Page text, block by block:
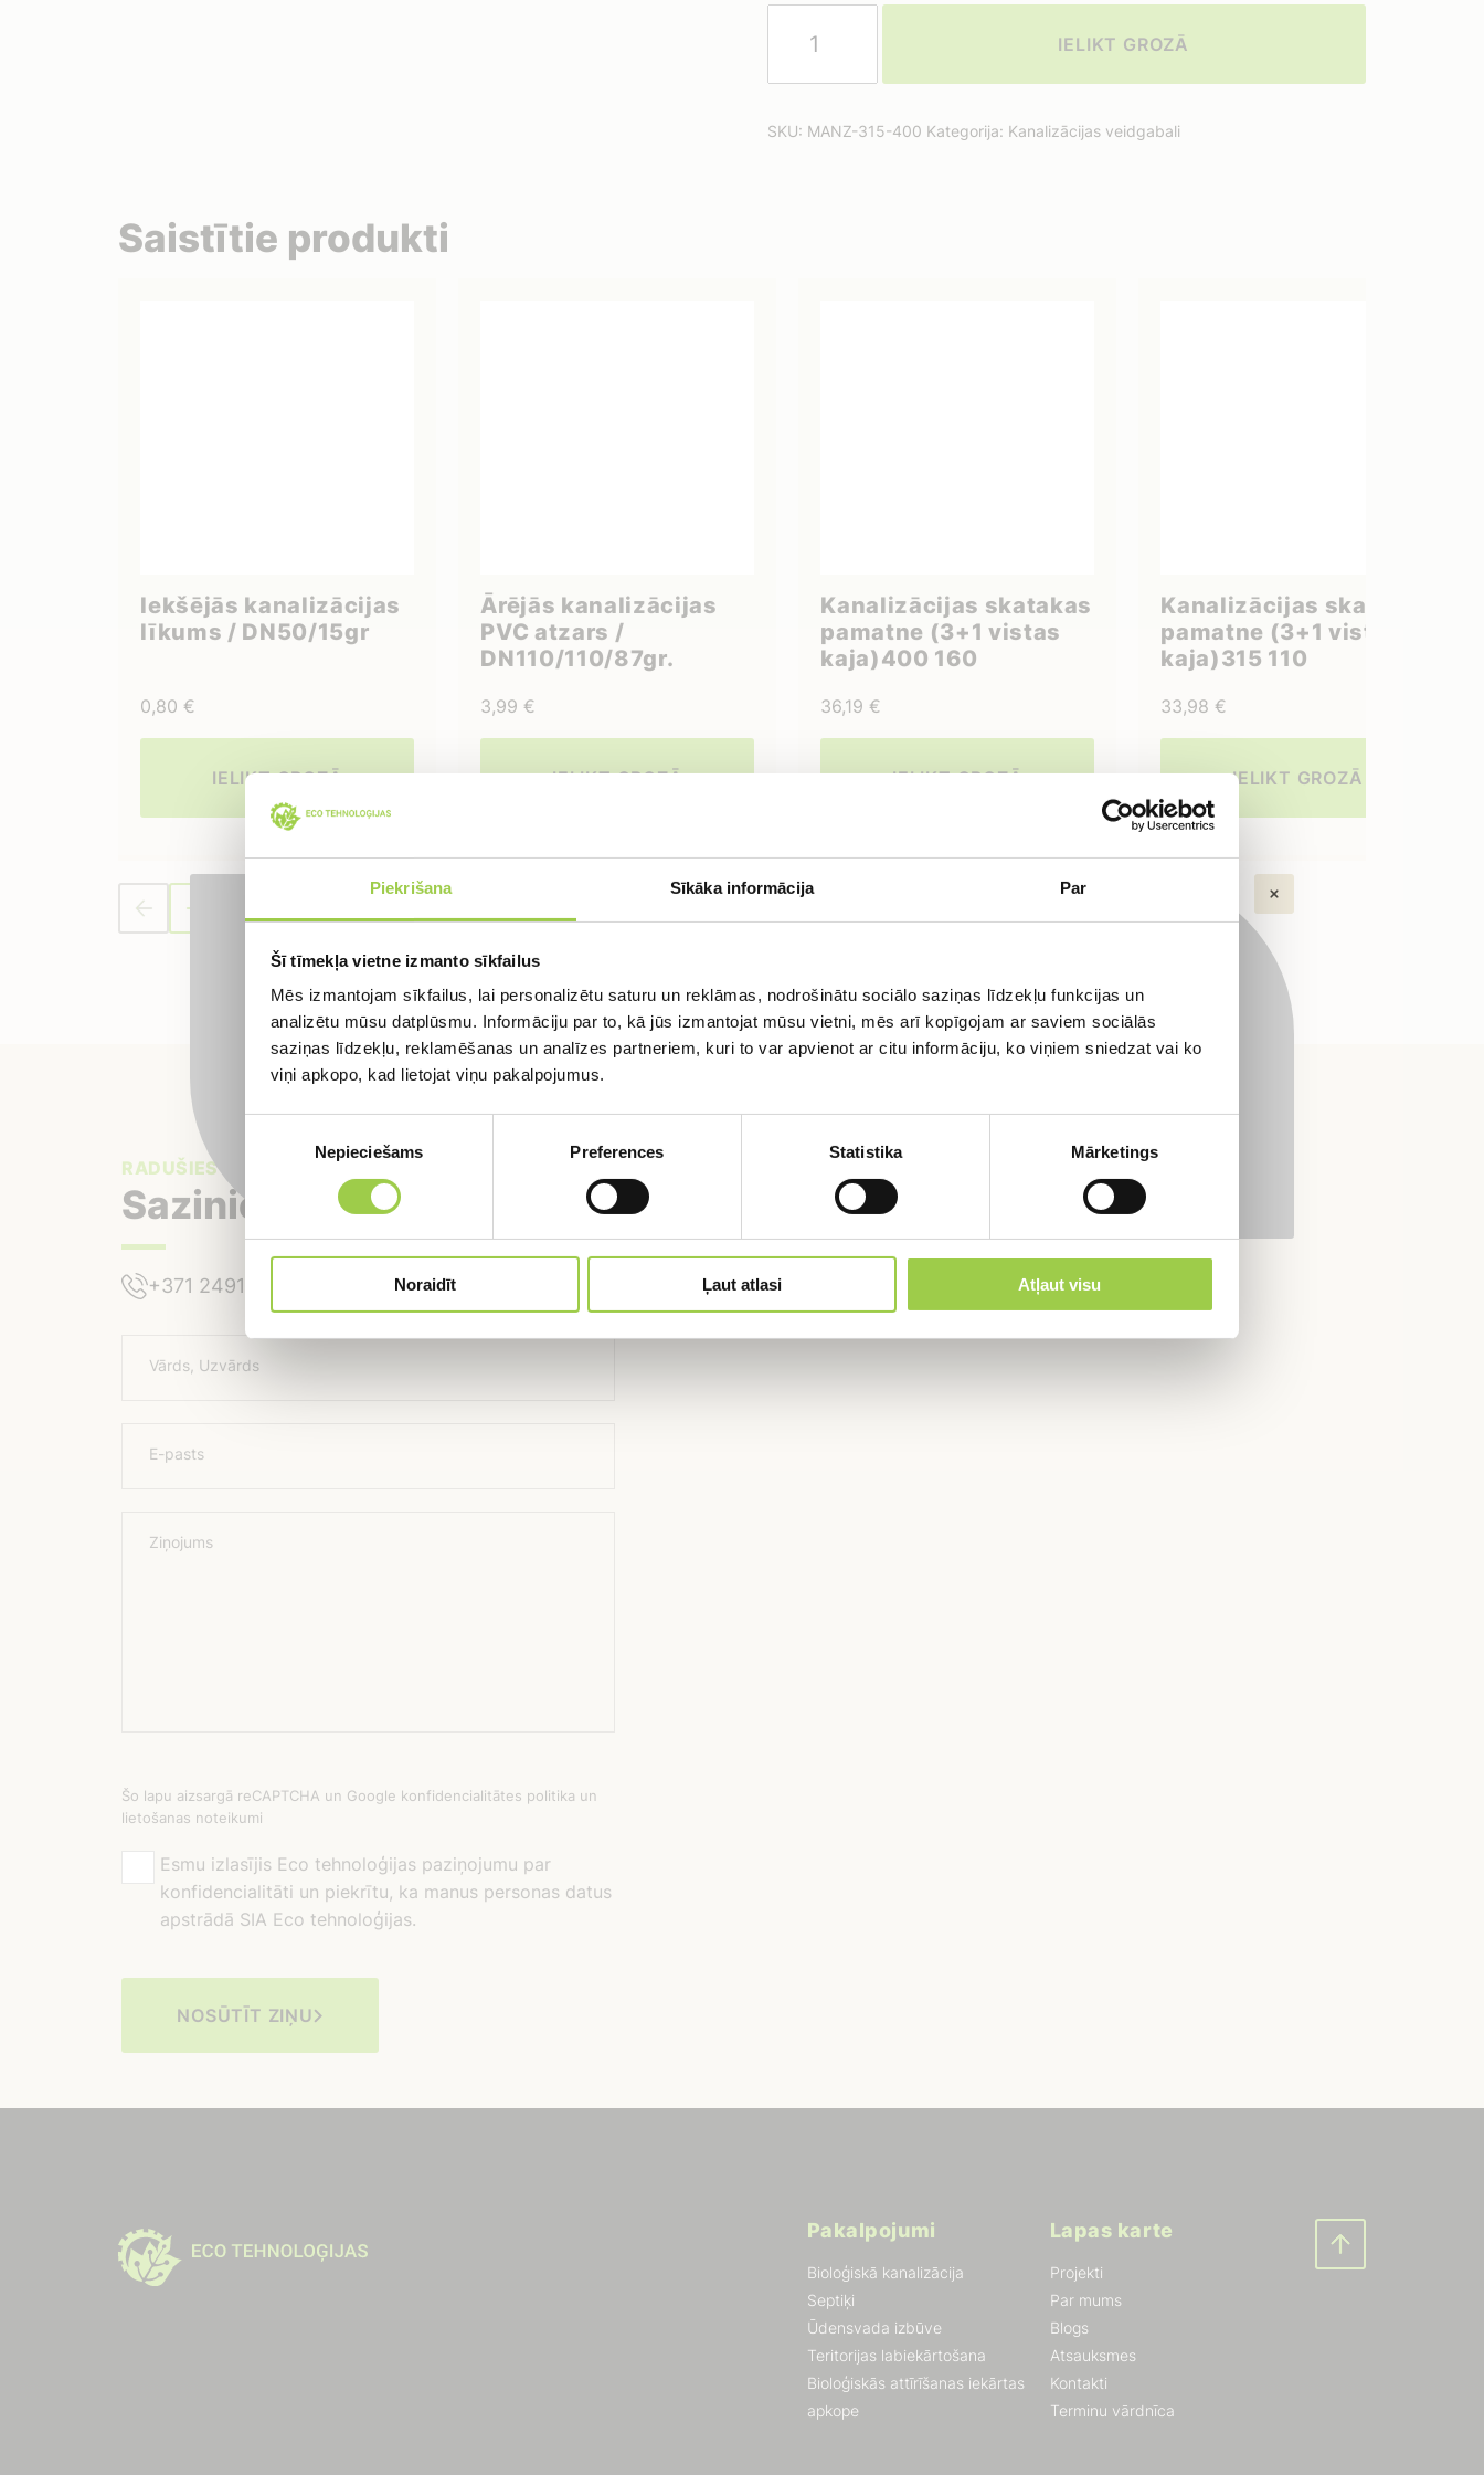
Piekrišana Sīkāka informācija Par
Šī tīmekļa vietne izmanto sīkfailus
Mēs izmantojam sīkfailus, lai personalizētu saturu un reklāmas, nodrošinātu sociālo saziņas līdzekļu funkcijas un
analizētu mūsu datplūsmu. Informāciju par to, kā jūs izmantojat mūsu vietni, mēs arī kopīgojam ar saviem sociālās
saziņas līdzekļu, reklamēšanas un analīzes partneriem, kuri to var apvienot ar citu informāciju, ko viņiem sniedzat vai ko
viņi apkopo, kad lietojat viņu pakalpojumus.
Nepieciešams Preferences Statistika Mārketings
Noraidīt Ļaut atlasi Atļaut visu
315/400
daudzums
IELIKT GROZĀ
SKU: MANZ-315-400 Kategorija: Kanalizācijas veidgabali
Saistītie produkti
Iekšējās kanalizācijas
līkums / DN50/15gr
0,80€
IELIKT GROZĀ
Ārējās kanalizācijas
PVC atzars /
DN110/110/87gr.
3,99€
IELIKT GROZĀ
Kanalizācijas skatakas
pamatne (3+1 vistas
kaja)400 160
36,19€
IELIKT GROZĀ
Kanalizācijas skatakas
pamatne (3+1 vistas
kaja)315 110
33,98€
IELIKT GROZĀ
RADUŠIES JAUTĀJUMI?
Sazinies ar mums
+371 24918422 +371 24918422
Vārds, Uzvārds
E-pasts
Ziņojums
Šo lapu aizsargā reCAPTCHA un Google konfidencialitātes politika un
lietošanas noteikumi
Esmu izlasījis Eco tehnoloģijas paziņojumu par
konfidencialitāti un piekrītu, ka manus personas datus
apstrādā SIA Eco tehnoloģijas.
NOSŪTĪT ZIŅU
Pakalpojumi
Bioloģiskā kanalizācija
Septiķi
Ūdensvada izbūve
Teritorijas labiekārtošana
Bioloģiskās attīrīšanas iekārtas
apkope
Lapas karte
Projekti
Par mums
Blogs
Atsauksmes
Kontakti
Terminu vārdnīca
Pierakstieties uz bezmaksas konsultāciju!
Aizpildi formu un mēs sazināsimies ar Jums,
lai detalizēti apspriestu Jūsu pieprasījumu